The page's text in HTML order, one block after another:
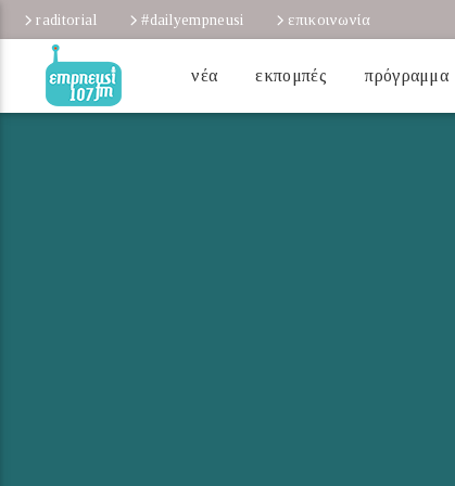
raditorial #dailyempneusi επικοινωνία
νέα εκπομπές πρόγραμμα